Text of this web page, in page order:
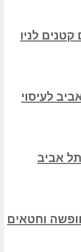
לניו
לעיסוי
אביב
וחטאים